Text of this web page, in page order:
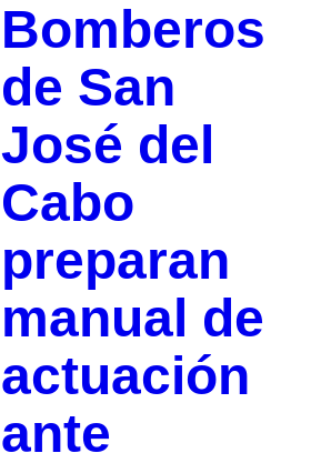
Bomberos
de San
José del
Cabo
preparan
manual de
actuación
ante